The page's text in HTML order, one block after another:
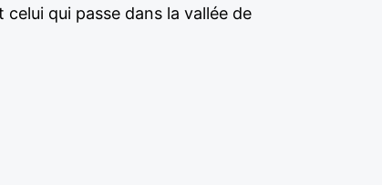
qui passe dans la vallée de